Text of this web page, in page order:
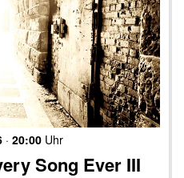
· 20:00 Uhr
Song Ever III